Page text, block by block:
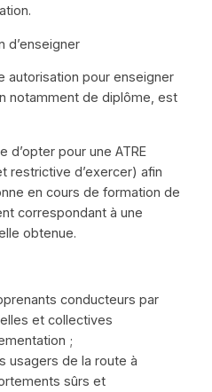
d’enseigner
autorisation pour enseigner
notamment de diplôme, est
d’opter pour une ATRE
restrictive d’exercer) afin
en cours de formation de
correspondant à une
obtenue.
conducteurs par
et collectives
;
usagers de la route à
sûrs et